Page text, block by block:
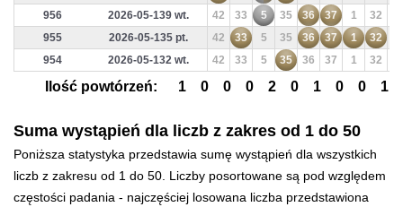
956
2026-05-139 wt. 42 33 5 35 36 37 1 32
955
2026-05-135 pt. 42 33 5 35 36 37 1 32
954
2026-05-132 wt. 42 33 5 35 36 37 1 32
Ilość powtórzeń: 1 0 0 0 2 0 1 0 0 1
Suma wystąpień dla liczb z zakres od 1 do 50
Poniższa statystyka przedstawia sumę wystąpień dla wszystkich
liczb z zakresu od 1 do 50. Liczby posortowane są pod względem
częstości padania - najczęściej losowana liczba przedstawiona